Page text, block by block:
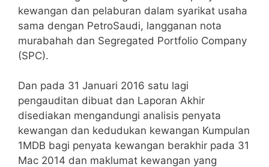
kewangan dan pelaburan dalam syarikat usaha
sama dengan PetroSaudi, langganan nota
murabahah dan Segregated Portfolio Company
(SPC).
Dan pada 31 Januari 2016 satu lagi
pengauditan dibuat dan Laporan Akhir
disediakan mengandungi analisis penyata
kewangan dan kedudukan kewangan Kumpulan
1MDB bagi penyata kewangan berakhir pada 31
Mac 2014 dan maklumat kewangan yang